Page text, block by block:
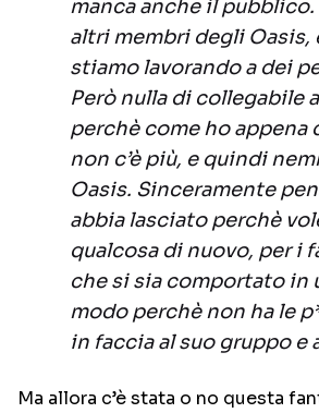
manca anche il pubblico.
altri membri degli Oasis,
stiamo lavorando a dei
Però nulla di collegabile
perchè come ho appena
non c’è più, e quindi
Oasis. Sinceramente
abbia lasciato perchè
qualcosa di nuovo, per i
che si sia comportato in
modo perchè non ha le
in faccia al suo gruppo e
Ma allora c’è stata o no questa